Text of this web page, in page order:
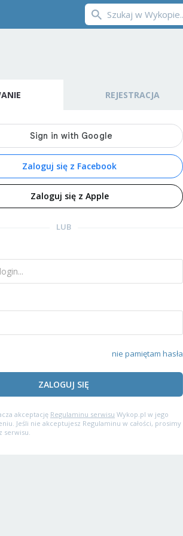
REJESTRACJA
Zaloguj się z Facebook
Zaloguj się z Apple
LUB
nie pamiętam hasła
ZALOGUJ SIĘ
akceptację Regulaminu serwisu Wykop.pl w jego
Jeśli nie akceptujesz Regulaminu w całości, prosimy
serwisu.